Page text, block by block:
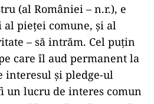
(al României – n.r.), e
pieţei comune, şi al
– să intrăm. Cel puţin
care îl aud permanent la
interesul şi pledge-ul
un lucru de interes comun